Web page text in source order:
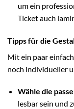
um ein
Ticket auch
Tipps für die
Mit ein paar
noch individueller
Wähle die
lesbar sein und